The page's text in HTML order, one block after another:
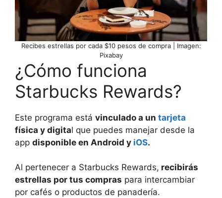
Recibes estrellas por cada $10 pesos de compra | Imagen:
Pixabay
¿Cómo funciona
Starbucks Rewards?
Este programa está vinculado a un tarjeta
física y digital que puedes manejar desde la
app disponible en Android y iOS.
Al pertenecer a Starbucks Rewards, recibirás
estrellas por tus compras para intercambiar
por cafés o productos de panadería.